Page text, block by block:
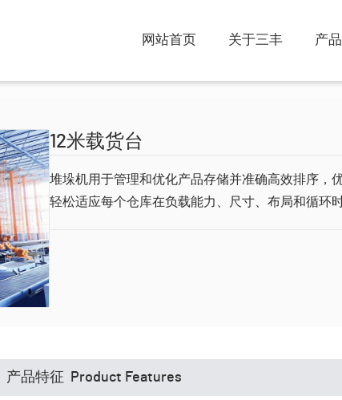
网站首页 关于三丰 产
堆垛机
穿梭车
输送机
提升机
信息管理系统
PSH-6 六层升降横移类
俯仰式简易升降类停车设备
司
12米载货台
堆垛机用于管理和优化产品存储并准确高效排序，
轻松适应每个仓库在负载能力、尺寸、布局和循环
产品特征 Product Features